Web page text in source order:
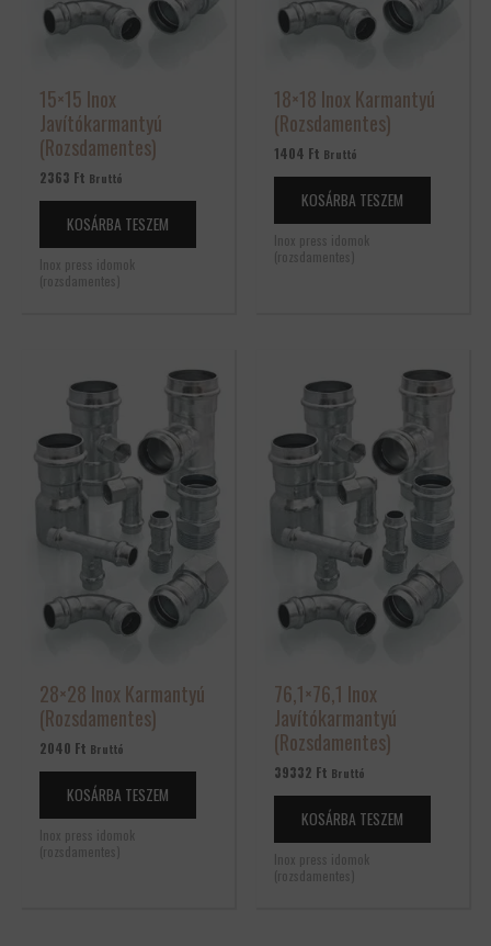
15×15 Inox
Javítókarmantyú
(Rozsdamentes)
2363 Ft Bruttó
KOSÁRBA TESZEM
Inox press idomok
(rozsdamentes)
18×18 Inox Karmantyú
(Rozsdamentes)
1404 Ft Bruttó
KOSÁRBA TESZEM
Inox press idomok
(rozsdamentes)
28×28 Inox Karmantyú
(Rozsdamentes)
2040 Ft Bruttó
KOSÁRBA TESZEM
Inox press idomok
(rozsdamentes)
76,1×76,1 Inox
Javítókarmantyú
(Rozsdamentes)
39332 Ft Bruttó
KOSÁRBA TESZEM
Inox press idomok
(rozsdamentes)